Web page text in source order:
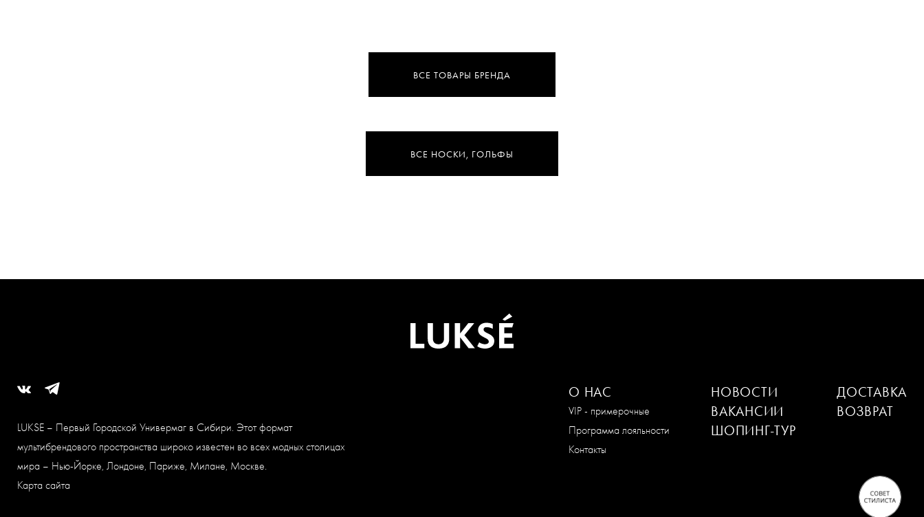
ВСЕ ТОВАРЫ БРЕНДА
ВСЕ НОСКИ, ГОЛЬФЫ
LUKSE – Первый Городской Универмаг в Сибири. Этот формат
мультибрендового пространства широко известен во всех модных столицах
мира – Нью-Йорке, Лондоне, Париже, Милане, Москве.
Карта сайта
О НАС
VIP - примерочные
Программа лояльности
Контакты
НОВОСТИ
ВАКАНСИИ
ШОПИНГ-ТУР
ДОСТАВКА
ВОЗВРАТ